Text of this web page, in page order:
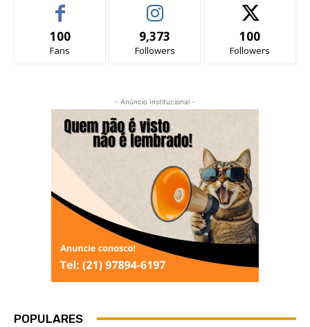
100
Fans
9,373
Followers
100
Followers
- Anúncio Institucional -
POPULARES